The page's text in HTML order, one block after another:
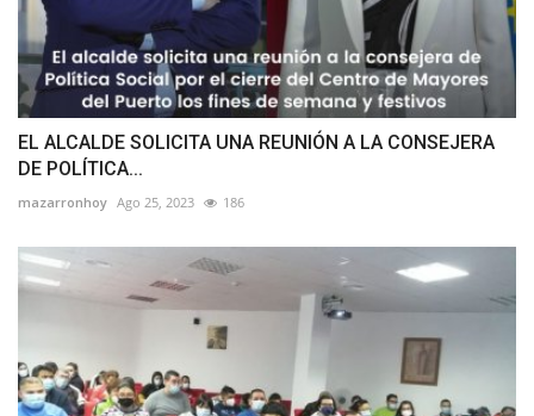
EL ALCALDE SOLICITA UNA REUNIÓN A LA CONSEJERA
DE POLÍTICA...
mazarronhoy Ago 25, 2023 186